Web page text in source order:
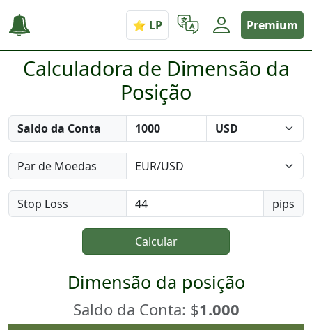
Premium
Calculadora de Dimensão da
Posição
Saldo da Conta
Par de Moedas
Stop Loss pips
Calcular
Dimensão da posição
Saldo da Conta: $1.000